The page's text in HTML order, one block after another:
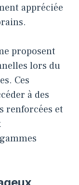
appréciée
proposent
lors du
Ces
à des
renforcées et